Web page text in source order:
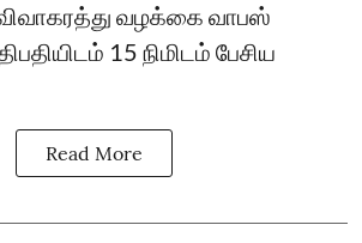
வழக்கை வாபஸ்
15 நிமிடம் பேசிய
Read More